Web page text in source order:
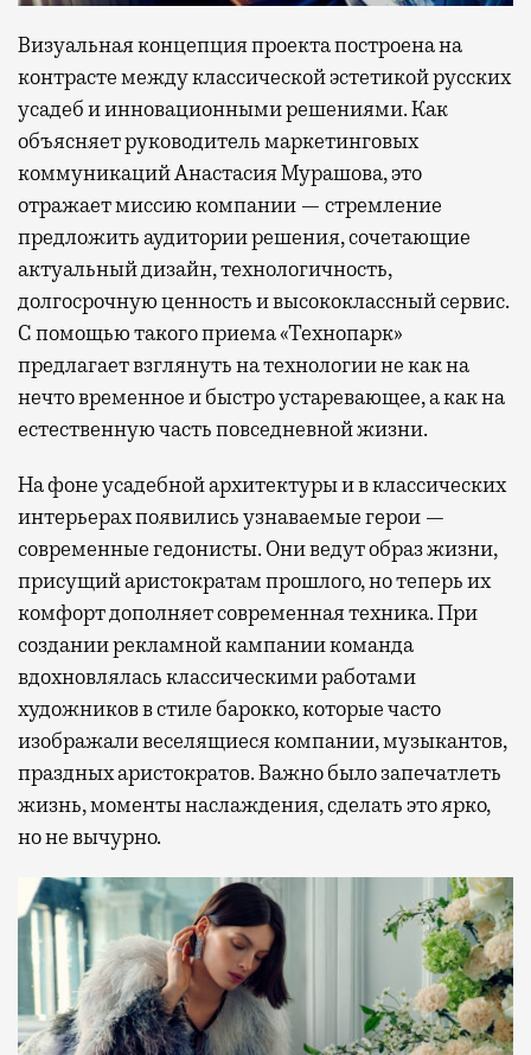
Визуальная концепция проекта построена на
контрасте между классической эстетикой русских
усадеб и инновационными решениями. Как
объясняет руководитель маркетинговых
коммуникаций Анастасия Мурашова, это
отражает миссию компании — стремление
предложить аудитории решения, сочетающие
актуальный дизайн, технологичность,
долгосрочную ценность и высококлассный сервис.
С помощью такого приема «Технопарк»
предлагает взглянуть на технологии не как на
нечто временное и быстро устаревающее, а как на
естественную часть повседневной жизни.
На фоне усадебной архитектуры и в классических
интерьерах появились узнаваемые герои —
современные гедонисты. Они ведут образ жизни,
присущий аристократам прошлого, но теперь их
комфорт дополняет современная техника. При
создании рекламной кампании команда
вдохновлялась классическими работами
художников в стиле барокко, которые часто
изображали веселящиеся компании, музыкантов,
праздных аристократов. Важно было запечатлеть
жизнь, моменты наслаждения, сделать это ярко,
но не вычурно.